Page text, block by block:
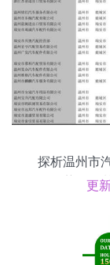
探析温州市
趋势——
更